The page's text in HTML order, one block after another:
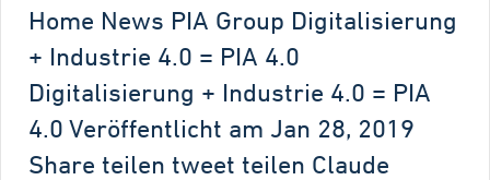
Home News PIA Group Digitalisierung
+ Industrie 4.0 = PIA 4.0
Digitalisierung + Industrie 4.0 = PIA
4.0 Veröffentlicht am Jan 28, 2019
Share teilen tweet teilen Claude